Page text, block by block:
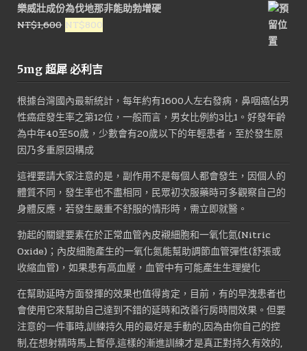
樂威壯成份為伐地那非能助勃增硬
NT$1,600 原
格：
NT$800
5mg 超犀 必利吉
根據台灣國內最新統計，每年約有1600人左右發病，鼻咽癌佔男
性癌症發生率之第12位，一般而言，男女比例約3比1。好發年齡
為中年40至50歲，少數會有20歲以下的年輕患者，至於發生原
因乃多重原因構成
這裡要請大家注意的是，副作用不是每個人都會發生，因個人的
體質不同，發生率也不盡相同，民眾初次服藥時可多觀察自己的
身體反應，若發生嚴重不舒服的情形時，需立即就醫。
勃起的關鍵要素在於正常血管內皮襯細胞和一氧化氮(Nitric
Oxide)；內皮細胞產生的一氧化氮能幫助調節血管彈性(舒張或
收縮血管)，如果患有高血壓，血管中有可能產生生理變化
在幫助延時方面發揮的效果也值得肯定，目前，有的早洩患者也
會使用它來幫助自己達到不錯的延時和改善行房時間效果。但要
注意的一件事時,訓練持久用的最好是手動的,因為由你自己的控
制,在想射精時馬上暫停,這樣的漸進訓練才是真正對持久有效的,